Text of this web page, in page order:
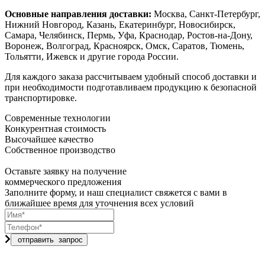
Основные направления доставки: Москва, Санкт-Петербург,
Нижний Новгород, Казань, Екатеринбург, Новосибирск,
Самара, Челябинск, Пермь, Уфа, Краснодар, Ростов-на-Дону,
Воронеж, Волгоград, Красноярск, Омск, Саратов, Тюмень,
Тольятти, Ижевск и другие города России.
Для каждого заказа рассчитываем удобный способ доставки и
при необходимости подготавливаем продукцию к безопасной
транспортировке.
Современные технологии
Конкурентная стоимость
Высочайшее качество
Собственное производство
Оставьте заявку на получение
коммерческого предложения
Заполните форму, и наш специалист свяжется с вами в
ближайшее время для уточнения всех условий